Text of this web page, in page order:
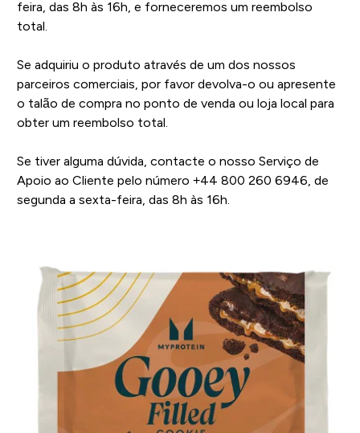
feira, das 8h às 16h, e forneceremos um reembolso
total.
Se adquiriu o produto através de um dos nossos
parceiros comerciais, por favor devolva-o ou apresente
o talão de compra no ponto de venda ou loja local para
obter um reembolso total.
Se tiver alguma dúvida, contacte o nosso Serviço de
Apoio ao Cliente pelo número +44 800 260 6946, de
segunda a sexta-feira, das 8h às 16h.